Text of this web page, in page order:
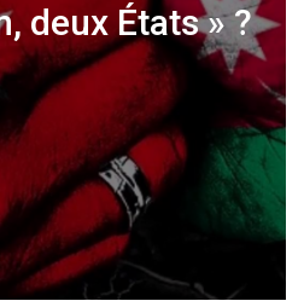
deux États » ?